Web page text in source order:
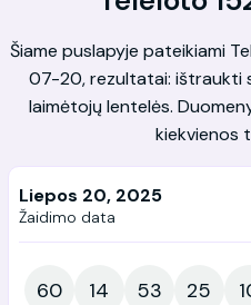
Šiame puslapyje pateikiami
07-20, rezultatai: ištraukti
laimėtojų lentelės.
kiekvienos
Liepos 20, 2025
Žaidimo data
60 14 53 25